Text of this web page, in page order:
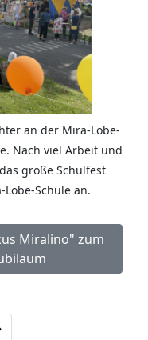
an der Mira-Lobe-
Nach viel Arbeit und
große Schulfest
Schule an.
Miralino" zum